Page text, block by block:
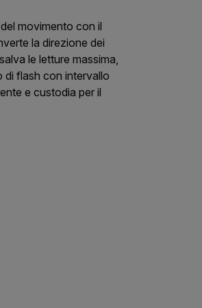
movimento con il
la direzione dei
le letture massima,
di flash con intervallo
e custodia per il